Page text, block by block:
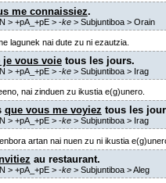
me connaissiez.
> +pA_+pE> -ke> Subjuntiboa > Orain
lagunek nai dute zu ni ezautzia.
je vous voietous les jours.
> +pA_+pE> -ke> Subjuntiboa > Irag
nai zinduen zu ikustia e(g)unero.
que vous me voyiez tous les
> +pA_+pE> -ke> Subjuntiboa > Irag
artan nai nuen zu ni ikustia
au restaurant.
> +pA_+pE> -ke> Subjuntiboa >Aleg